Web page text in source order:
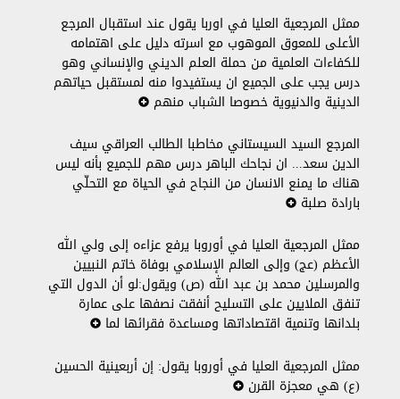
ممثل المرجعية العليا في اوربا يقول عند استقبال المرجع
الأعلى للمعوق الموهوب مع اسرته دليل على اهتمامه
للكفاءات العلمية من حملة العلم الديني والإنساني وهو
درس يجب على الجميع ان يستفيدوا منه لمستقبل حياتهم
الدينية والدنيوية خصوصا الشباب منهم
المرجع السيد السيستاني مخاطبا الطالب العراقي سيف
الدين سعد... ان نجاحك الباهر درس مهم للجميع بأنه ليس
هناك ما يمنع الانسان من النجاح في الحياة مع التحلّي
بارادة صلبة
ممثل المرجعية العليا في أوروبا يرفع عزاءه إلى ولي الله
الأعظم (عج) وإلى العالم الإسلامي بوفاة خاتم النبيين
والمرسلين محمد بن عبد الله (ص) ويقول:لو أن الدول التي
تنفق الملايين على التسليح أنفقت نصفها على عمارة
بلدانها وتنمية اقتصاداتها ومساعدة فقرائها لما
ممثل المرجعية العليا في أوروبا يقول: إن أربعينية الحسين
(ع) هي معجزة القرن